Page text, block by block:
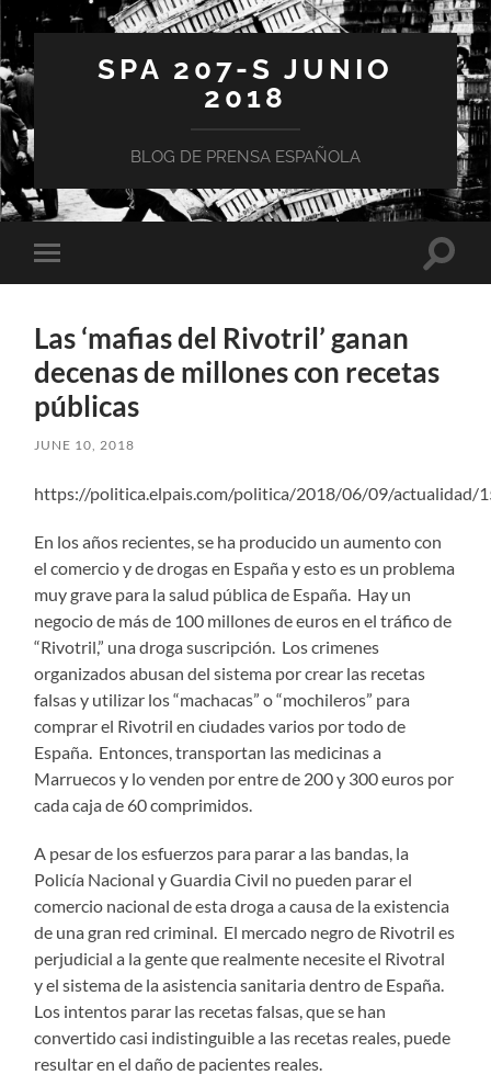
SPA 207-S JUNIO
2018
BLOG DE PRENSA ESPAÑOLA
Toggle
mobile
Toggle
Las ‘mafias del Rivotril’ ganan
decenas de millones con recetas
públicas
JUNE 10, 2018
https://politica.elpais.com/politica/2018/06/09/actualidad/
En los años recientes, se ha producido un aumento con
el comercio y de drogas en España y esto es un problema
muy grave para la salud pública de España. Hay un
negocio de más de 100 millones de euros en el tráfico de
“Rivotril,” una droga suscripción. Los crimenes
organizados abusan del sistema por crear las recetas
falsas y utilizar los “machacas” o “mochileros” para
comprar el Rivotril en ciudades varios por todo de
España. Entonces, transportan las medicinas a
Marruecos y lo venden por entre de 200 y 300 euros por
cada caja de 60 comprimidos.
A pesar de los esfuerzos para parar a las bandas, la
Policía Nacional y Guardia Civil no pueden parar el
comercio nacional de esta droga a causa de la existencia
de una gran red criminal. El mercado negro de Rivotril es
perjudicial a la gente que realmente necesite el Rivotral
y el sistema de la asistencia sanitaria dentro de España.
Los intentos parar las recetas falsas, que se han
convertido casi indistinguible a las recetas reales, puede
resultar en el daño de pacientes reales.